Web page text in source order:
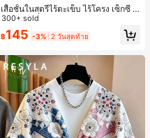
เสื้อชั้นในสตรีไร้ตะเข็บ ไร้โครง เซ็กซี่ ด้
านข้างไม่ลื่น แผ่นรองถอดได้ ลายไขว้ห
ลัง ไร้สาย สบายตลอดวัน
300+ sold
฿145 -3% 2 วันสุดท้าย